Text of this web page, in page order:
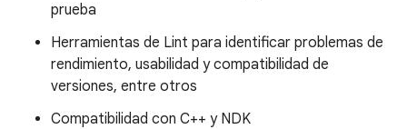
prueba
Herramientas de Lint para identificar problemas de
rendimiento, usabilidad y compatibilidad de
versiones, entre otros
Compatibilidad con C++ y NDK